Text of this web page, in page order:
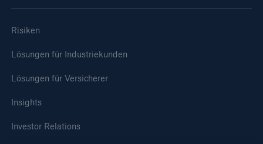
Risiken
Lösungen für Industriekunden
Lösungen für Versicherer
Insights
Investor Relations